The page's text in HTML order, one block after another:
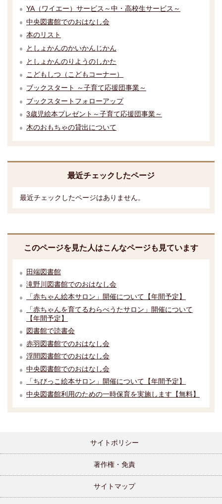
YA（ワイエー）サービス～中・高校生サービス～
中央図書館でのおはなし会
本のリスト
としょかんのかいかんじかん
としょかんのりようのしかた
こどもしつ（こどもコーナー）
ブックスタート ～子育て応援団事業～
ブックスタートフォローアップ
3歳児絵本プレゼント～子育て応援団事業～
木のおもちゃの貸出について
最近チェックしたページ
最近チェックしたページはありません。
このページを見た人はこんなページも見ています
田端図書館
滝野川図書館でのおはなし会
「赤ちゃん絵本サロン」開催について【年間予定】
「赤ちゃんを育てるわらべうたサロン」開催について
【年間予定】
図書館で読書会
赤羽図書館でのおはなし会
浮間図書館でのおはなし会
中央図書館でのおはなし会
「ちびっこ絵本サロン」開催について【年間予定】
中央図書館利用のための一時保育を実施します【無料】
サイトポリシー
著作権・免責
サイトマップ